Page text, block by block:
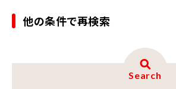
他の条件で再検索
Search